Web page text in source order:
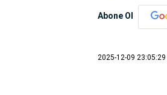
Abone Ol
2025-12-09 23:05:29